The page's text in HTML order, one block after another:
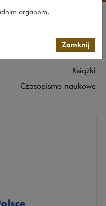
Opracowania
Roczniki
Książki
Czasopismo naukowe
organom.
Zamknij